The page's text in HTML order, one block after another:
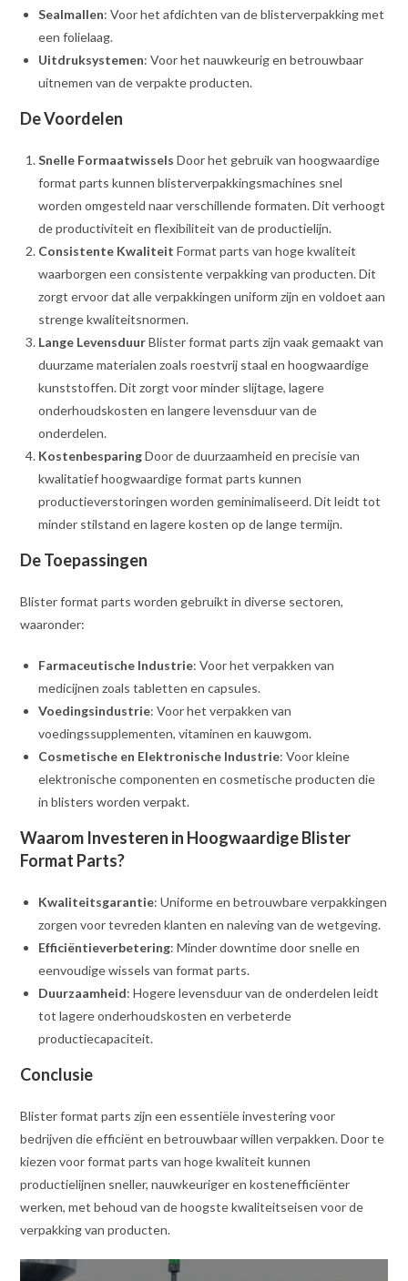
Sealmallen: Voor het afdichten van de blisterverpakking met
een folielaag.
Uitdruksystemen: Voor het nauwkeurig en betrouwbaar
uitnemen van de verpakte producten.
De Voordelen
Snelle Formaatwissels Door het gebruik van hoogwaardige
format parts kunnen blisterverpakkingsmachines snel
worden omgesteld naar verschillende formaten. Dit verhoogt
de productiviteit en flexibiliteit van de productielijn.
Consistente Kwaliteit Format parts van hoge kwaliteit
waarborgen een consistente verpakking van producten. Dit
zorgt ervoor dat alle verpakkingen uniform zijn en voldoet aan
strenge kwaliteitsnormen.
Lange LevensduurBlister format parts zijn vaak gemaakt van
duurzame materialen zoals roestvrij staal en hoogwaardige
kunststoffen. Dit zorgt voor minder slijtage, lagere
onderhoudskosten en langere levensduur van de
onderdelen.
KostenbesparingDoor de duurzaamheid en precisie van
kwalitatief hoogwaardige format parts kunnen
productieverstoringen worden geminimaliseerd. Dit leidt tot
minder stilstand en lagere kosten op de lange termijn.
De Toepassingen
Blister format parts worden gebruikt in diverse sectoren,
waaronder:
Farmaceutische Industrie: Voor het verpakken van
medicijnen zoals tabletten en capsules.
Voedingsindustrie: Voor het verpakken van
voedingssupplementen, vitaminen en kauwgom.
Cosmetische en Elektronische Industrie: Voor kleine
elektronische componenten en cosmetische producten die
in blisters worden verpakt.
Waarom Investeren in Hoogwaardige Blister
Format Parts?
Kwaliteitsgarantie: Uniforme en betrouwbare verpakkingen
zorgen voor tevreden klanten en naleving van de wetgeving.
Efficiëntieverbetering: Minder downtime door snelle en
eenvoudige wissels van format parts.
Duurzaamheid: Hogere levensduur van de onderdelen leidt
tot lagere onderhoudskosten en verbeterde
productiecapaciteit.
Conclusie
Blister format parts zijn een essentiële investering voor
bedrijven die efficiënt en betrouwbaar willen verpakken. Door te
kiezen voor format parts van hoge kwaliteit kunnen
productielijnen sneller, nauwkeuriger en kostenefficiënter
werken, met behoud van de hoogste kwaliteitseisen voor de
verpakking van producten.